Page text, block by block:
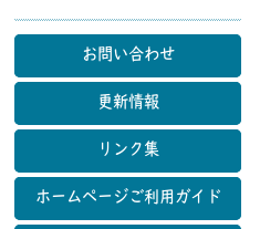
マップ
お問い合わせ
更新情報
リンク集
ホームページご利用ガイド